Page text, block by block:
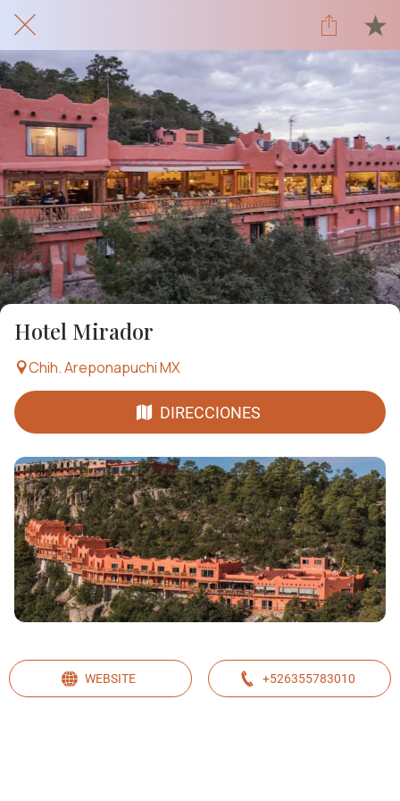
Hotel Mirador
Chih. Areponapuchi MX
DIRECCIONES
WEBSITE +526355783010